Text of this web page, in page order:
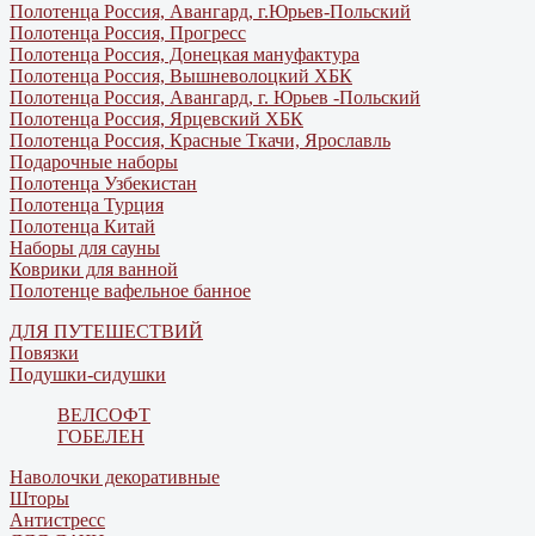
Полотенца Россия, Авангард, г.Юрьев-Польский
Полотенца Россия, Прогресс
Полотенца Россия, Донецкая мануфактура
Полотенца Россия, Вышневолоцкий ХБК
Полотенца Россия, Авангард, г. Юрьев -Польский
Полотенца Россия, Ярцевский ХБК
Полотенца Россия, Красные Ткачи, Ярославль
Подарочные наборы
Полотенца Узбекистан
Полотенца Турция
Полотенца Китай
Наборы для сауны
Коврики для ванной
Полотенце вафельное банное
ДЛЯ ПУТЕШЕСТВИЙ
Повязки
Подушки-сидушки
ВЕЛСОФТ
ГОБЕЛЕН
Наволочки декоративные
Шторы
Антистресс